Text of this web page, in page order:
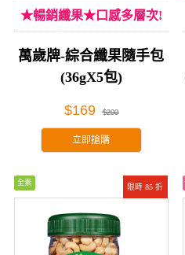
★暢銷纖果★口感多層次!
萬歲牌-綜合纖果隨手包
(36gX5包)
$169 $200
立即搶購
限時 85 折
全素